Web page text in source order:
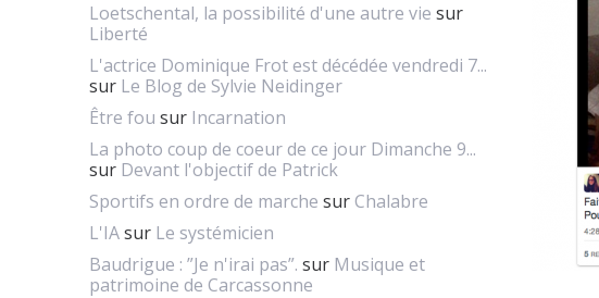
Loetschental, la possibilité d'une autre vie sur
Liberté
L'actrice Dominique Frot est décédée vendredi 7...
sur Le Blog de Sylvie Neidinger
Être fou sur Incarnation
La photo coup de coeur de ce jour Dimanche 9...
sur Devant l'objectif de Patrick
Sportifs en ordre de marche sur Chalabre
L'IAsur Le systémicien
Baudrigue : ”Je n'irai pas”. sur Musique et
patrimoine de Carcassonne